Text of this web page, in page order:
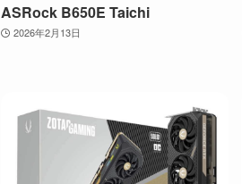
ASRock B650E Taichi
2026年2月13日